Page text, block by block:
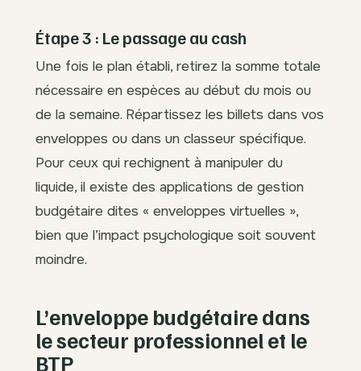
Étape 3 : Le passage au cash
Une fois le plan établi, retirez la somme totale
nécessaire en espèces au début du mois ou
de la semaine. Répartissez les billets dans vos
enveloppes ou dans un classeur spécifique.
Pour ceux qui rechignent à manipuler du
liquide, il existe des applications de gestion
budgétaire dites « enveloppes virtuelles »,
bien que l’impact psychologique soit souvent
moindre.
L’enveloppe budgétaire dans
le secteur professionnel et le
BTP